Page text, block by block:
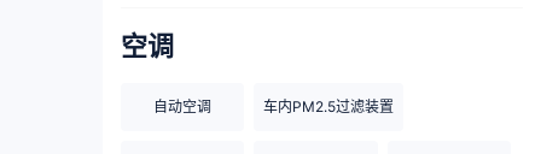
空调
自动空调 车内PM2.5过滤装置